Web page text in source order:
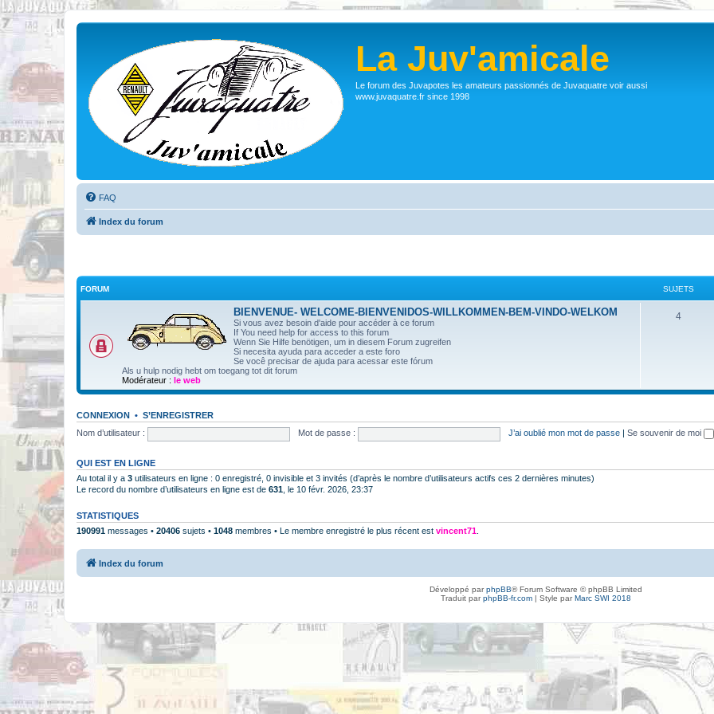
La Juv'amicale
Le forum des Juvapotes les amateurs passionnés de Juvaquatre voir aussi
www.juvaquatre.fr since 1998
FAQ
Index du forum
FORUM SUJETS
BIENVENUE- WELCOME-BIENVENIDOS-WILLKOMMEN-BEM-VINDO-WELKOM
Si vous avez besoin d'aide pour accéder à ce forum
If You need help for access to this forum
Wenn Sie Hilfe benötigen, um in diesem Forum zugreifen
Si necesita ayuda para acceder a este foro
Se você precisar de ajuda para acessar este fórum
Als u hulp nodig hebt om toegang tot dit forum
Modérateur : le web
4
CONNEXION • S’ENREGISTRER
Nom d’utilisateur :
Mot de passe : J’ai oublié mon mot de passe Se souvenir de moi
QUI EST EN LIGNE
Au total il y a 3 utilisateurs en ligne : 0 enregistré, 0 invisible et 3 invités (d’après le nombre d’utilisateurs actifs ces 2 dernières minutes)
Le record du nombre d’utilisateurs en ligne est de 631 , le 10 févr. 2026, 23:37
STATISTIQUES
190991 messages • 20406 sujets • 1048 membres • Le membre enregistré le plus récent est vincent71
Index du forum
Développé parphpBB® Forum Software © phpBB Limited
Traduit parphpBB-fr.com| Style parMarc SWI 2018